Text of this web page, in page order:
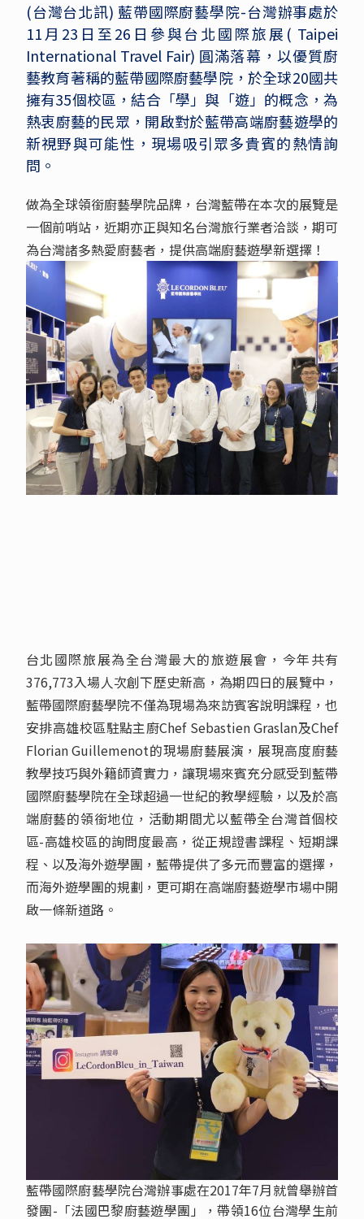
(台灣台北訊) 藍帶國際廚藝學院-台灣辦事處於
11月23日至26日參與台北國際旅展( Taipei
International Travel Fair) 圓滿落幕，以優質廚
藝教育著稱的藍帶國際廚藝學院，於全球20國共
擁有35個校區，結合「學」與「遊」的概念，為
熱衷廚藝的民眾，開啟對於藍帶高端廚藝遊學的
新視野與可能性，現場吸引眾多貴賓的熱情詢
問。
做為全球領銜廚藝學院品牌，台灣藍帶在本次的展覽是
一個前哨站，近期亦正與知名台灣旅行業者洽談，期可
為台灣諸多熱愛廚藝者，提供高端廚藝遊學新選擇！
台北國際旅展為全台灣最大的旅遊展會，今年共有
376,773入場人次創下歷史新高，為期四日的展覽中，
藍帶國際廚藝學院不僅為現場為來訪賓客說明課程，也
安排高雄校區駐點主廚Chef Sebastien Graslan及Chef
Florian Guillemenot的現場廚藝展演，展現高度廚藝
教學技巧與外籍師資實力，讓現場來賓充分感受到藍帶
國際廚藝學院在全球超過一世紀的教學經驗，以及於高
端廚藝的領銜地位，活動期間尤以藍帶全台灣首個校
區-高雄校區的詢問度最高，從正規證書課程、短期課
程、以及海外遊學團，藍帶提供了多元而豐富的選擇，
而海外遊學團的規劃，更可期在高端廚藝遊學市場中開
啟一條新道路。
藍帶國際廚藝學院台灣辦事處在2017年7月就曾舉辦首
發團-「法國巴黎廚藝遊學團」，帶領16位台灣學生前